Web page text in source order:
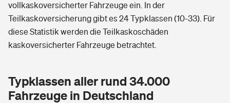
vollkaskoversicherter Fahrzeuge ein. In der
Teilkaskoversicherung gibt es 24 Typklassen (10-33). Für
diese Statistik werden die Teilkaskoschäden
kaskoversicherter Fahrzeuge betrachtet.
Typklassen aller rund 34.000
Fahrzeuge in Deutschland